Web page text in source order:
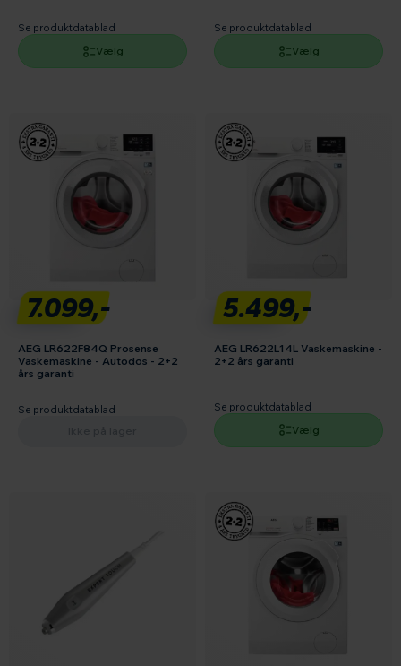
Se produktdatablad
Vælg
Se produktdatablad
Vælg
7.099,-
AEG LR622F84Q Prosense
Vaskemaskine - Autodos - 2+2
års garanti
Se produktdatablad
5.499,-
AEG LR622L14L Vaskemaskine -
2+2 års garanti
Se produktdatablad
Vælg